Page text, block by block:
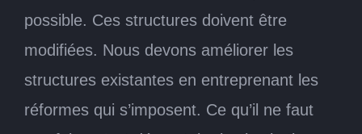
possible. Ces structures doivent être
modifiées. Nous devons améliorer les
structures existantes en entreprenant les
réformes qui s’imposent. Ce qu’il ne faut